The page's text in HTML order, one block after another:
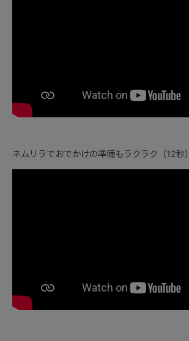
ネムリラでおでかけの準備もラクラク（12秒）